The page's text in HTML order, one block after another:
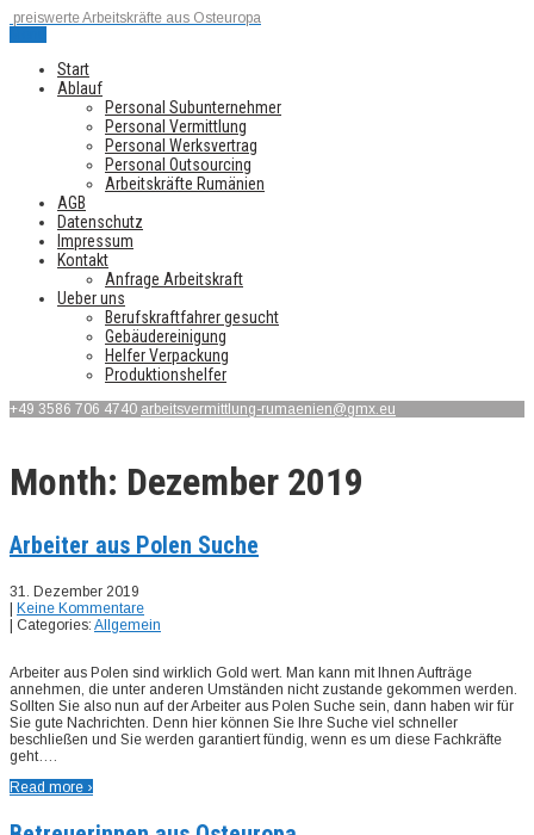
preiswerte Arbeitskräfte aus Osteuropa
Start
Ablauf
Personal Subunternehmer
Personal Vermittlung
Personal Werksvertrag
Personal Outsourcing
Arbeitskräfte Rumänien
AGB
Datenschutz
Impressum
Kontakt
Anfrage Arbeitskraft
Ueber uns
Berufskraftfahrer gesucht
Gebäudereinigung
Helfer Verpackung
Produktionshelfer
+49 3586 706 4740 arbeitsvermittlung-rumaenien@gmx.eu
Month: Dezember 2019
Arbeiter aus Polen Suche
31. Dezember 2019
| Keine Kommentare
| Categories: Allgemein
Arbeiter aus Polen sind wirklich Gold wert. Man kann mit Ihnen Aufträge
annehmen, die unter anderen Umständen nicht zustande gekommen werden.
Sollten Sie also nun auf der Arbeiter aus Polen Suche sein, dann haben wir für
Sie gute Nachrichten. Denn hier können Sie Ihre Suche viel schneller
beschließen und Sie werden garantiert fündig, wenn es um diese Fachkräfte
geht….
Read more ›